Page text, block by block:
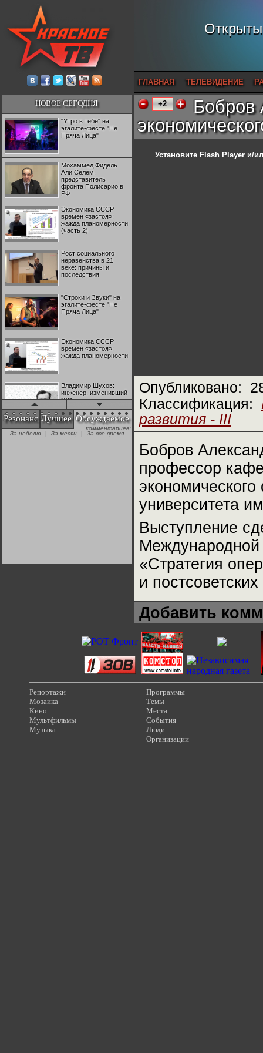
ГЛАВНАЯ ТЕЛЕВИДЕНИЕ
НОВОЕ СЕГОДНЯ
"Утро в тебе" на
эгалите-фесте "Не
Пряча Лица"
Мохаммед Фидель
Али Селем,
представитель
фронта Полисарио в
РФ
Экономика СССР
времен «застоя»:
жажда планомерности
(часть 2)
Рост социального
неравенства в 21
веке: причины и
последствия
"Строки и Звуки" на
эгалите-фесте "Не
Пряча Лица"
Экономика СССР
времен «застоя»:
жажда планомерности
Владимир Шухов:
инженер, изменивший
мир
"Аркадий Коц" на
эгалите-фесте "Не
революционности
Резонанс Лучшее Обсуждаемое
комментариев:
За неделю
| За месяц | За все время
+2
Бобров
Установите Flash Player и/
Опубликовано:
Классификация:
развития - III
Бобров
профессор
экономического
университета
Выступление
Международной
«Стратегия
и
Добавить
Репортажи
Мозаика
Кино
Мультфильмы
Музыка
Программы
Темы
Места
События
Люди
Организации